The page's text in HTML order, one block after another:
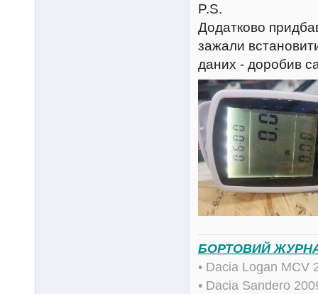
P.S.
Додатково
зажали
даних - доробив
БОРТОВИЙ
• Dacia Logan
• Dacia Sandero